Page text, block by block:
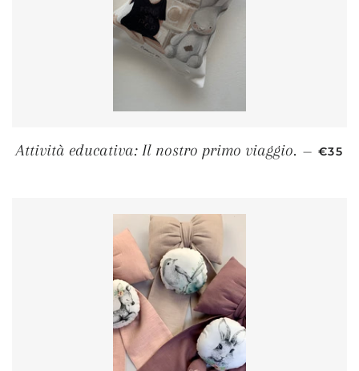
Attività educativa: Il nostro primo viaggio. — €35